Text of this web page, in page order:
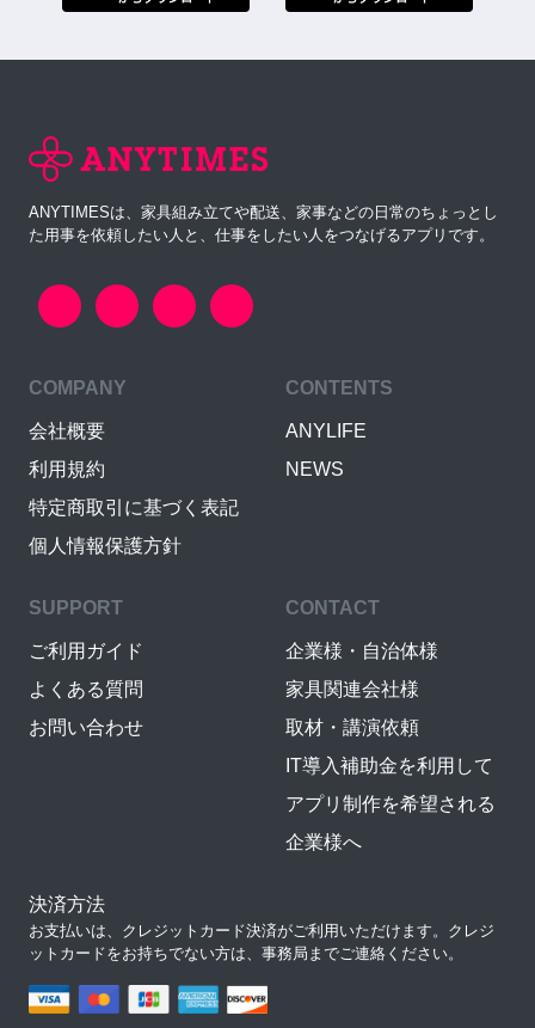
ANYTIMESは、家具組み立てや配送、家事などの日常のちょっとし
た用事を依頼したい人と、仕事をしたい人をつなげるアプリです。
COMPANY
会社概要
利用規約
特定商取引に基づく表記
個人情報保護方針
CONTENTS
ANYLIFE
NEWS
SUPPORT
ご利用ガイド
よくある質問
お問い合わせ
CONTACT
企業様・自治体様
家具関連会社様
取材・講演依頼
IT導入補助金を利用して
アプリ制作を希望される
企業様へ
決済方法
お支払いは、クレジットカード決済がご利用いただけます。クレジ
ットカードをお持ちでない方は、事務局までご連絡ください。